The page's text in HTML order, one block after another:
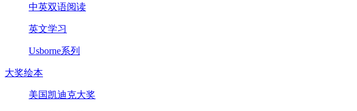
中英双语阅读
英文学习
Usborne系列
大奖绘本
美国凯迪克大奖